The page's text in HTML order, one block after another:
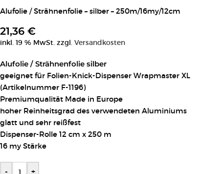
Alufolie / Strähnenfolie – silber – 250m/16my/12cm
21,36 €
inkl. 19 % MwSt. zzgl. Versandkosten
Alufolie / Strähnenfolie silber
geeignet für Folien-Knick-Dispenser Wrapmaster XL
(Artikelnummer F-1196)
Premiumqualität Made in Europe
hoher Reinheitsgrad des verwendeten Aluminiums
glatt und sehr reißfest
Dispenser-Rolle 12 cm x 250 m
16 my Stärke
- +